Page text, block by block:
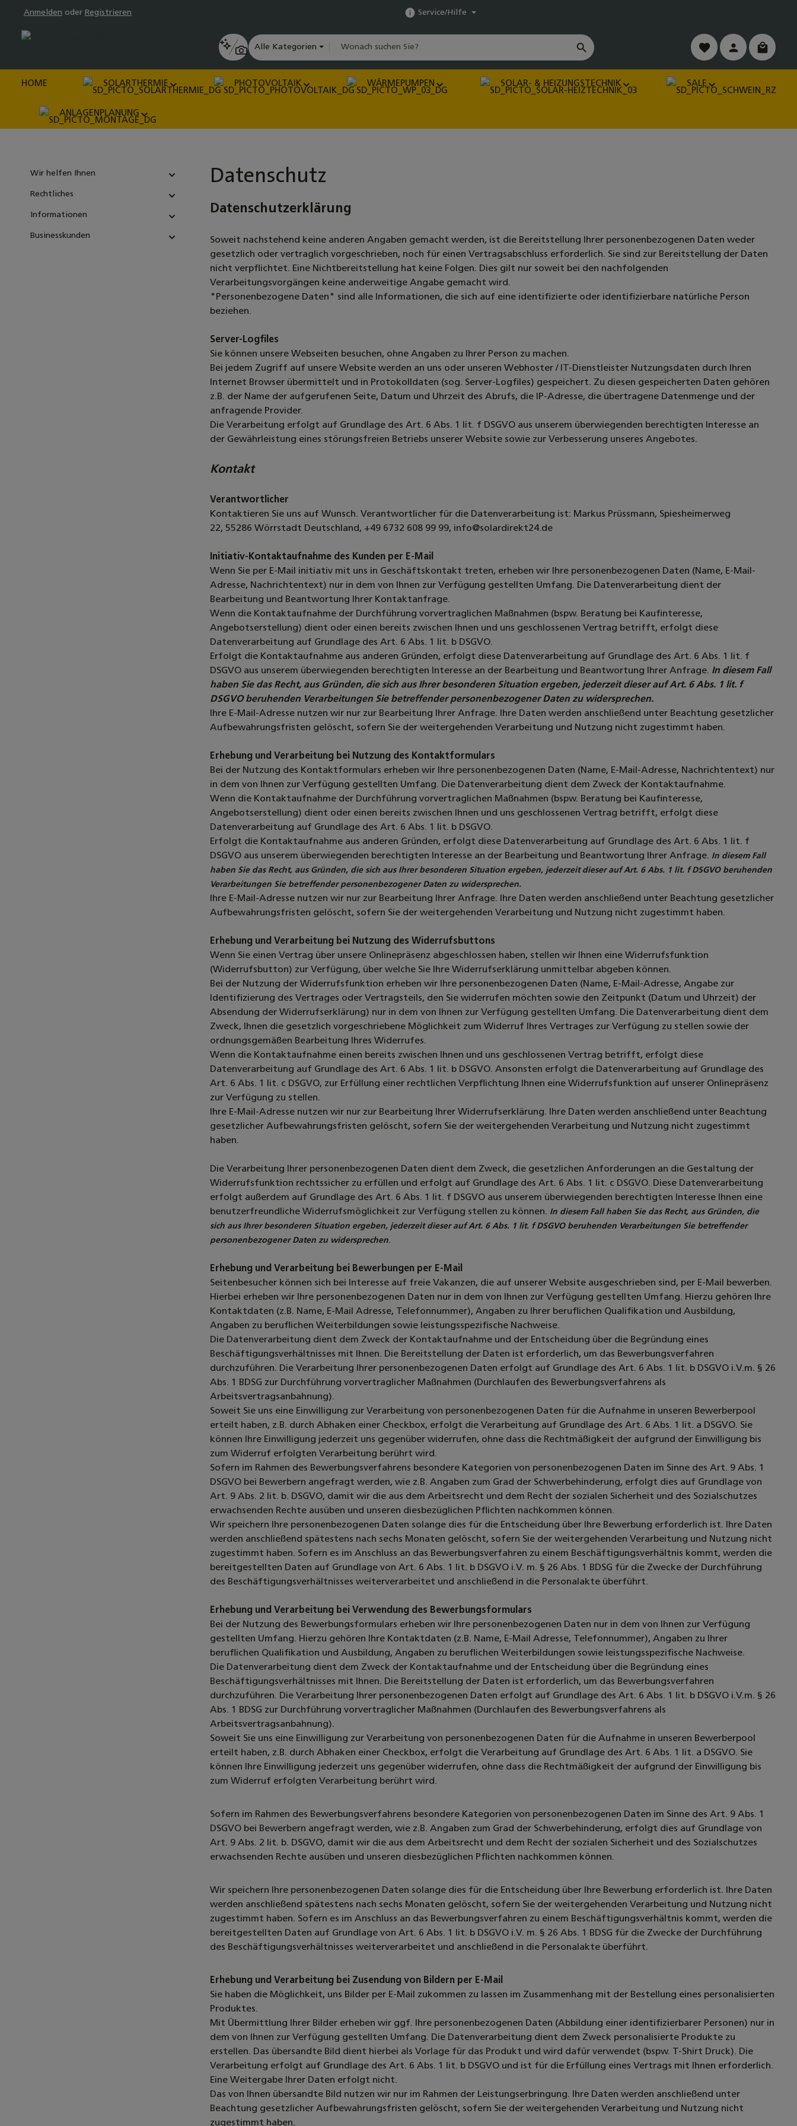
Zur Hauptnavigation springen
Anmelden oder Registrieren Service/Hilfe
Alle Kategorien
Du hast 0 Produkte
HOME SOLARTHERMIE PHOTOVOLTAIK WÄRMEPUMPEN SOLAR- & HEIZUNGSTECHNIK SALE
ANLAGENPLANUNG
Wir helfen Ihnen
Rechtliches
Informationen
Businesskunden
Datenschutz
Datenschutzerklärung
Soweit nachstehend keine anderen Angaben gemacht werden, ist die Bereitstellung Ihrer personenbezogenen Daten weder
gesetzlich oder vertraglich vorgeschrieben, noch für einen Vertragsabschluss erforderlich. Sie sind zur Bereitstellung der Daten
nicht verpflichtet. Eine Nichtbereitstellung hat keine Folgen. Dies gilt nur soweit bei den nachfolgenden
Verarbeitungsvorgängen keine anderweitige Angabe gemacht wird.
"Personenbezogene Daten" sind alle Informationen, die sich auf eine identifizierte oder identifizierbare natürliche Person
beziehen.
Server-Logfiles
Sie können unsere Webseiten besuchen, ohne Angaben zu Ihrer Person zu machen.
Bei jedem Zugriff auf unsere Website werden an uns oder unseren Webhoster / IT-Dienstleister Nutzungsdaten durch Ihren
Internet Browser übermittelt und in Protokolldaten (sog. Server-Logfiles) gespeichert. Zu diesen gespeicherten Daten gehören
z.B. der Name der aufgerufenen Seite, Datum und Uhrzeit des Abrufs, die IP-Adresse, die übertragene Datenmenge und der
anfragende Provider.
Die Verarbeitung erfolgt auf Grundlage des Art. 6 Abs. 1 lit. f DSGVO aus unserem überwiegenden berechtigten Interesse an
der Gewährleistung eines störungsfreien Betriebs unserer Website sowie zur Verbesserung unseres Angebotes.
Kontakt
Verantwortlicher
Kontaktieren Sie uns auf Wunsch. Verantwortlicher für die Datenverarbeitung ist: Markus Prüssmann, Spiesheimerweg
22, 55286 Wörrstadt Deutschland, +49 6732 608 99 99, info@solardirekt24.de
Initiativ-Kontaktaufnahme des Kunden per E-Mail
Wenn Sie per E-Mail initiativ mit uns in Geschäftskontakt treten, erheben wir Ihre personenbezogenen Daten (Name, E-Mail-
Adresse, Nachrichtentext) nur in dem von Ihnen zur Verfügung gestellten Umfang. Die Datenverarbeitung dient der
Bearbeitung und Beantwortung Ihrer Kontaktanfrage.
Wenn die Kontaktaufnahme der Durchführung vorvertraglichen Maßnahmen (bspw. Beratung bei Kaufinteresse,
Angebotserstellung) dient oder einen bereits zwischen Ihnen und uns geschlossenen Vertrag betrifft, erfolgt diese
Datenverarbeitung auf Grundlage des Art. 6 Abs. 1 lit. b DSGVO.
Erfolgt die Kontaktaufnahme aus anderen Gründen, erfolgt diese Datenverarbeitung auf Grundlage des Art. 6 Abs. 1 lit. f
DSGVO aus unserem überwiegenden berechtigten Interesse an der Bearbeitung und Beantwortung Ihrer Anfrage. In diesem Fall
haben Sie das Recht, aus Gründen, die sich aus Ihrer besonderen Situation ergeben, jederzeit dieser auf Art. 6 Abs. 1 lit. f
DSGVO beruhenden Verarbeitungen Sie betreffender personenbezogener Daten zu widersprechen.
Ihre E-Mail-Adresse nutzen wir nur zur Bearbeitung Ihrer Anfrage. Ihre Daten werden anschließend unter Beachtung gesetzlicher
Aufbewahrungsfristen gelöscht, sofern Sie der weitergehenden Verarbeitung und Nutzung nicht zugestimmt haben.
Erhebung und Verarbeitung bei Nutzung des Kontaktformulars
Bei der Nutzung des Kontaktformulars erheben wir Ihre personenbezogenen Daten (Name, E-Mail-Adresse, Nachrichtentext) nur
in dem von Ihnen zur Verfügung gestellten Umfang. Die Datenverarbeitung dient dem Zweck der Kontaktaufnahme.
Wenn die Kontaktaufnahme der Durchführung vorvertraglichen Maßnahmen (bspw. Beratung bei Kaufinteresse,
Angebotserstellung) dient oder einen bereits zwischen Ihnen und uns geschlossenen Vertrag betrifft, erfolgt diese
Datenverarbeitung auf Grundlage des Art. 6 Abs. 1 lit. b DSGVO.
Erfolgt die Kontaktaufnahme aus anderen Gründen, erfolgt diese Datenverarbeitung auf Grundlage des Art. 6 Abs. 1 lit. f
DSGVO aus unserem überwiegenden berechtigten Interesse an der Bearbeitung und Beantwortung Ihrer Anfrage. In diesem Fall
haben Sie das Recht, aus Gründen, die sich aus Ihrer besonderen Situation ergeben, jederzeit dieser auf Art. 6 Abs. 1 lit. f DSGVO beruhenden
Verarbeitungen Sie betreffender personenbezogener Daten zu widersprechen.
Ihre E-Mail-Adresse nutzen wir nur zur Bearbeitung Ihrer Anfrage. Ihre Daten werden anschließend unter Beachtung gesetzlicher
Aufbewahrungsfristen gelöscht, sofern Sie der weitergehenden Verarbeitung und Nutzung nicht zugestimmt haben.
Erhebung und Verarbeitung bei Nutzung des Widerrufsbuttons
Wenn Sie einen Vertrag über unsere Onlinepräsenz abgeschlossen haben, stellen wir Ihnen eine Widerrufsfunktion
(Widerrufsbutton) zur Verfügung, über welche Sie Ihre Widerrufserklärung unmittelbar abgeben können.
Bei der Nutzung der Widerrufsfunktion erheben wir Ihre personenbezogenen Daten (Name, E-Mail-Adresse, Angabe zur
Identifizierung des Vertrages oder Vertragsteils, den Sie widerrufen möchten sowie den Zeitpunkt (Datum und Uhrzeit) der
Absendung der Widerrufserklärung) nur in dem von Ihnen zur Verfügung gestellten Umfang. Die Datenverarbeitung dient dem
Zweck, Ihnen die gesetzlich vorgeschriebene Möglichkeit zum Widerruf Ihres Vertrages zur Verfügung zu stellen sowie der
ordnungsgemäßen Bearbeitung Ihres Widerrufes.
Wenn die Kontaktaufnahme einen bereits zwischen Ihnen und uns geschlossenen Vertrag betrifft, erfolgt diese
Datenverarbeitung auf Grundlage des Art. 6 Abs. 1 lit. b DSGVO. Ansonsten erfolgt die Datenverarbeitung auf Grundlage des
Art. 6 Abs. 1 lit. c DSGVO, zur Erfüllung einer rechtlichen Verpflichtung Ihnen eine Widerrufsfunktion auf unserer Onlinepräsenz
zur Verfügung zu stellen.
Ihre E-Mail-Adresse nutzen wir nur zur Bearbeitung Ihrer Widerrufserklärung. Ihre Daten werden anschließend unter Beachtung
gesetzlicher Aufbewahrungsfristen gelöscht, sofern Sie der weitergehenden Verarbeitung und Nutzung nicht zugestimmt
haben.
Die Verarbeitung Ihrer personenbezogenen Daten dient dem Zweck, die gesetzlichen Anforderungen an die Gestaltung der
Widerrufsfunktion rechtssicher zu erfüllen und erfolgt auf Grundlage des Art. 6 Abs. 1 lit. c DSGVO. Diese Datenverarbeitung
erfolgt außerdem auf Grundlage des Art. 6 Abs. 1 lit. f DSGVO aus unserem überwiegenden berechtigten Interesse Ihnen eine
benutzerfreundliche Widerrufsmöglichkeit zur Verfügung stellen zu können. In diesem Fall haben Sie das Recht, aus Gründen, die
sich aus Ihrer besonderen Situation ergeben, jederzeit dieser auf Art. 6 Abs. 1 lit. f DSGVO beruhenden Verarbeitungen Sie betreffender
personenbezogener Daten zu widersprechen.
Erhebung und Verarbeitung bei Bewerbungen per E-Mail
Seitenbesucher können sich bei Interesse auf freie Vakanzen, die auf unserer Website ausgeschrieben sind, per E-Mail bewerben.
Hierbei erheben wir Ihre personenbezogenen Daten nur in dem von Ihnen zur Verfügung gestellten Umfang. Hierzu gehören Ihre
Kontaktdaten (z.B. Name, E-Mail Adresse, Telefonnummer), Angaben zu Ihrer beruflichen Qualifikation und Ausbildung,
Angaben zu beruflichen Weiterbildungen sowie leistungsspezifische Nachweise.
Die Datenverarbeitung dient dem Zweck der Kontaktaufnahme und der Entscheidung über die Begründung eines
Beschäftigungsverhältnisses mit Ihnen. Die Bereitstellung der Daten ist erforderlich, um das Bewerbungsverfahren
durchzuführen. Die Verarbeitung Ihrer personenbezogenen Daten erfolgt auf Grundlage des Art. 6 Abs. 1 lit. b DSGVO i.V.m. § 26
Abs. 1 BDSG zur Durchführung vorvertraglicher Maßnahmen (Durchlaufen des Bewerbungsverfahrens als
Arbeitsvertragsanbahnung).
Soweit Sie uns eine Einwilligung zur Verarbeitung von personenbezogenen Daten für die Aufnahme in unseren Bewerberpool
erteilt haben, z.B. durch Abhaken einer Checkbox, erfolgt die Verarbeitung auf Grundlage des Art. 6 Abs. 1 lit. a DSGVO. Sie
können Ihre Einwilligung jederzeit uns gegenüber widerrufen, ohne dass die Rechtmäßigkeit der aufgrund der Einwilligung bis
zum Widerruf erfolgten Verarbeitung berührt wird.
Sofern im Rahmen des Bewerbungsverfahrens besondere Kategorien von personenbezogenen Daten im Sinne des Art. 9 Abs. 1
DSGVO bei Bewerbern angefragt werden, wie z.B. Angaben zum Grad der Schwerbehinderung, erfolgt dies auf Grundlage von
Art. 9 Abs. 2 lit. b. DSGVO, damit wir die aus dem Arbeitsrecht und dem Recht der sozialen Sicherheit und des Sozialschutzes
erwachsenden Rechte ausüben und unseren diesbezüglichen Pflichten nachkommen können.
Wir speichern Ihre personenbezogenen Daten solange dies für die Entscheidung über Ihre Bewerbung erforderlich ist. Ihre Daten
werden anschließend spätestens nach sechs Monaten gelöscht, sofern Sie der weitergehenden Verarbeitung und Nutzung nicht
zugestimmt haben. Sofern es im Anschluss an das Bewerbungsverfahren zu einem Beschäftigungsverhältnis kommt, werden die
bereitgestellten Daten auf Grundlage von Art. 6 Abs. 1 lit. b DSGVO i.V. m. § 26 Abs. 1 BDSG für die Zwecke der Durchführung
des Beschäftigungsverhältnisses weiterverarbeitet und anschließend in die Personalakte überführt.
Erhebung und Verarbeitung bei Verwendung des Bewerbungsformulars
Bei der Nutzung des Bewerbungsformulars erheben wir Ihre personenbezogenen Daten nur in dem von Ihnen zur Verfügung
gestellten Umfang. Hierzu gehören Ihre Kontaktdaten (z.B. Name, E-Mail Adresse, Telefonnummer), Angaben zu Ihrer
beruflichen Qualifikation und Ausbildung, Angaben zu beruflichen Weiterbildungen sowie leistungsspezifische Nachweise.
Die Datenverarbeitung dient dem Zweck der Kontaktaufnahme und der Entscheidung über die Begründung eines
Beschäftigungsverhältnisses mit Ihnen. Die Bereitstellung der Daten ist erforderlich, um das Bewerbungsverfahren
durchzuführen. Die Verarbeitung Ihrer personenbezogenen Daten erfolgt auf Grundlage des Art. 6 Abs. 1 lit. b DSGVO i.V.m. § 26
Abs. 1 BDSG zur Durchführung vorvertraglicher Maßnahmen (Durchlaufen des Bewerbungsverfahrens als
Arbeitsvertragsanbahnung).
Soweit Sie uns eine Einwilligung zur Verarbeitung von personenbezogenen Daten für die Aufnahme in unseren Bewerberpool
erteilt haben, z.B. durch Abhaken einer Checkbox, erfolgt die Verarbeitung auf Grundlage des Art. 6 Abs. 1 lit. a DSGVO. Sie
können Ihre Einwilligung jederzeit uns gegenüber widerrufen, ohne dass die Rechtmäßigkeit der aufgrund der Einwilligung bis
zum Widerruf erfolgten Verarbeitung berührt wird.
Sofern im Rahmen des Bewerbungsverfahrens besondere Kategorien von personenbezogenen Daten im Sinne des Art. 9 Abs. 1
DSGVO bei Bewerbern angefragt werden, wie z.B. Angaben zum Grad der Schwerbehinderung, erfolgt dies auf Grundlage von
Art. 9 Abs. 2 lit. b. DSGVO, damit wir die aus dem Arbeitsrecht und dem Recht der sozialen Sicherheit und des Sozialschutzes
erwachsenden Rechte ausüben und unseren diesbezüglichen Pflichten nachkommen können.
Wir speichern Ihre personenbezogenen Daten solange dies für die Entscheidung über Ihre Bewerbung erforderlich ist. Ihre Daten
werden anschließend spätestens nach sechs Monaten gelöscht, sofern Sie der weitergehenden Verarbeitung und Nutzung nicht
zugestimmt haben. Sofern es im Anschluss an das Bewerbungsverfahren zu einem Beschäftigungsverhältnis kommt, werden die
bereitgestellten Daten auf Grundlage von Art. 6 Abs. 1 lit. b DSGVO i.V. m. § 26 Abs. 1 BDSG für die Zwecke der Durchführung
des Beschäftigungsverhältnisses weiterverarbeitet und anschließend in die Personalakte überführt.
Erhebung und Verarbeitung bei Zusendung von Bildern per E-Mail
Sie haben die Möglichkeit, uns Bilder per E-Mail zukommen zu lassen im Zusammenhang mit der Bestellung eines personalisierten
Produktes.
Mit Übermittlung Ihrer Bilder erheben wir ggf. Ihre personenbezogenen Daten (Abbildung einer identifizierbarer Personen) nur in
dem von Ihnen zur Verfügung gestellten Umfang. Die Datenverarbeitung dient dem Zweck personalisierte Produkte zu
erstellen. Das übersandte Bild dient hierbei als Vorlage für das Produkt und wird dafür verwendet (bspw. T-Shirt Druck). Die
Verarbeitung erfolgt auf Grundlage des Art. 6 Abs. 1 lit. b DSGVO und ist für die Erfüllung eines Vertrags mit Ihnen erforderlich.
Eine Weitergabe Ihrer Daten erfolgt nicht.
Das von Ihnen übersandte Bild nutzen wir nur im Rahmen der Leistungserbringung. Ihre Daten werden anschließend unter
Beachtung gesetzlicher Aufbewahrungsfristen gelöscht, sofern Sie der weitergehenden Verarbeitung und Nutzung nicht
zugestimmt haben.